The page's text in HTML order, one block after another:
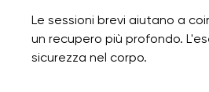
Le sessioni brevi aiutano a
un recupero più profondo.
sicurezza nel corpo.